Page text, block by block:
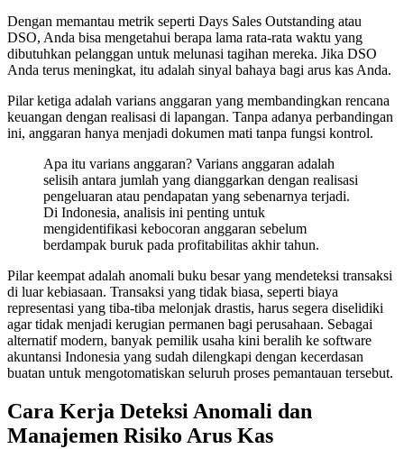
Dengan memantau metrik seperti Days Sales Outstanding atau
DSO, Anda bisa mengetahui berapa lama rata-rata waktu yang
dibutuhkan pelanggan untuk melunasi tagihan mereka. Jika DSO
Anda terus meningkat, itu adalah sinyal bahaya bagi arus kas Anda.
Pilar ketiga adalah varians anggaran yang membandingkan rencana
keuangan dengan realisasi di lapangan. Tanpa adanya perbandingan
ini, anggaran hanya menjadi dokumen mati tanpa fungsi kontrol.
Apa itu varians anggaran? Varians anggaran adalah
selisih antara jumlah yang dianggarkan dengan realisasi
pengeluaran atau pendapatan yang sebenarnya terjadi.
Di Indonesia, analisis ini penting untuk
mengidentifikasi kebocoran anggaran sebelum
berdampak buruk pada profitabilitas akhir tahun.
Pilar keempat adalah anomali buku besar yang mendeteksi transaksi
di luar kebiasaan. Transaksi yang tidak biasa, seperti biaya
representasi yang tiba-tiba melonjak drastis, harus segera diselidiki
agar tidak menjadi kerugian permanen bagi perusahaan. Sebagai
alternatif modern, banyak pemilik usaha kini beralih ke software
akuntansi Indonesia yang sudah dilengkapi dengan kecerdasan
buatan untuk mengotomatiskan seluruh proses pemantauan tersebut.
Cara Kerja Deteksi Anomali dan
Manajemen Risiko Arus Kas